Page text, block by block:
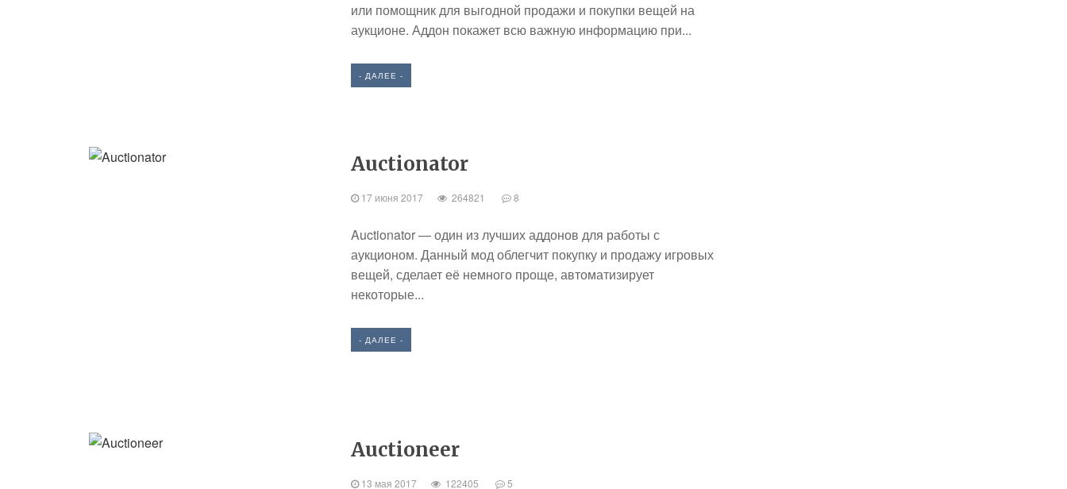
или помощник для выгодной продажи и покупки вещей на
аукционе. Аддон покажет всю важную информацию при...
- ДАЛЕЕ -
Auctionator
17 июня 2017 264821 8
Auctionator — один из лучших аддонов для работы с
аукционом. Данный мод облегчит покупку и продажу игровых
вещей, сделает её немного проще, автоматизирует
некоторые...
- ДАЛЕЕ -
Auctioneer
13 мая 2017 122405 5